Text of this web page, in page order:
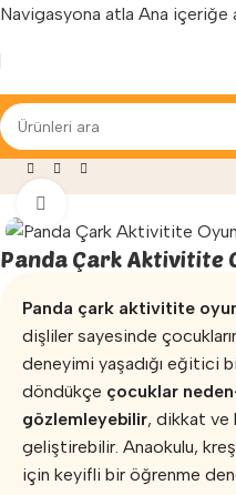
Navigasyona atla Ana içeriğe
»Aktivite Oyunları
Panda Çark Aktivitite
Panda çark aktivitite
dişliler sayesinde
deneyimi yaşadığı eğitici
döndükçe çocuklar
gözlemleyebilir, dikkat ve
geliştirebilir. Anaokulu,
için keyifli bir öğrenme